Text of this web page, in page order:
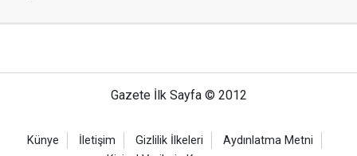
Gazete İlk Sayfa © 2012
Künye İletişim Gizlilik İlkeleri
Aydınlatma Metni